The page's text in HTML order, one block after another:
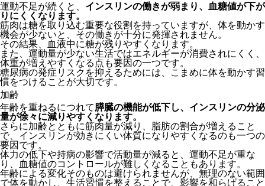
運動不足が続くと、 インスリンの働きが弱まり、血糖値が下が
りにくくなります。
筋肉は糖を取り込む重要な役割を持っていますが、体を動かす
機会が少ないと、その働きが十分に発揮されません。
その結果、血液中に糖が残りやすくなります。
また、運動量が少ない生活ではエネルギーが消費されにくく、
体重が増えやすくなる点も要因の一つです。
糖尿病の発症リスクを抑えるためには、こまめに体を動かす習
慣をつけることが大切です。
加齢
年齢を重ねるにつれて膵臓の機能が低下し、インスリンの分泌
量が徐々に減りやすくなります。
さらに加齢とともに筋肉量が減り、脂肪の割合が増えること
で、インスリンが効きにくい体質になりやすくなるのも一つの
要因です。
体力の低下や持病の影響で活動量が減ると、運動不足が重な
り、血糖値のコントロールが難しくなることもあります。
年齢による変化そのものは避けられませんが、無理のない範囲
で体を動かし、生活習慣を整えることで、影響を和らげること